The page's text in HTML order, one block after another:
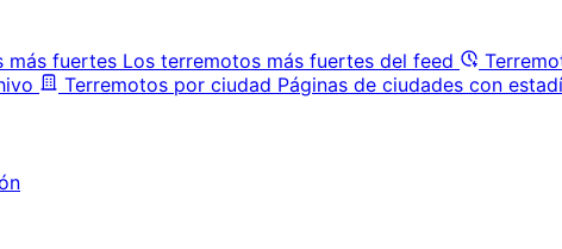
más fuertes Los terremotos más fuertes del feed
Terremotos por ciudad Páginas de ciudades con